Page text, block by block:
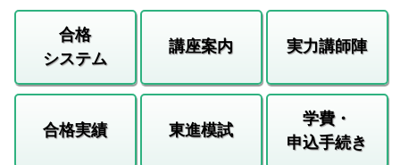
合格
システム
講座案内 実力講師陣
合格実績 東進模試
学費・
申込手続き